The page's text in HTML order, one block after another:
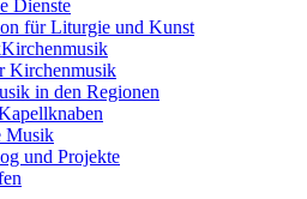
Dienste
für Liturgie und Kunst
Kirchenmusik
Kirchenmusik
in den Regionen
Musik
und Projekte